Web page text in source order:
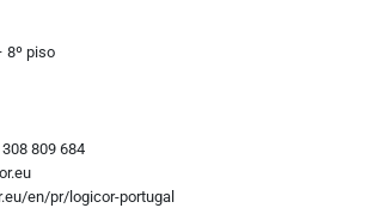
8º piso
809 684
en/pr/logicor-portugal